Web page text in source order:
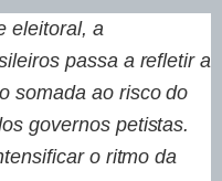
eleitoral, a
passa a refletir a
somada ao risco do
governos petistas.
o ritmo da